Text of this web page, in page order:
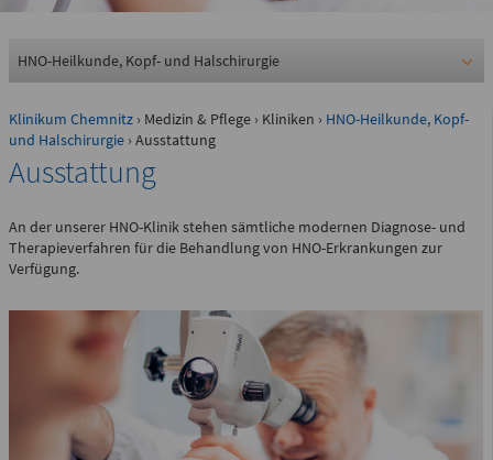
116117
Psychiatrische Notfallaufnahme
Für Erwachsene:
0371 - 333 12600
(Haus 2)
Für Kinder:
0371 - 333 12200
(Haus 8)
Klinikum Chemnitz › Medizin & Pflege › Kliniken › HNO-Heilkunde, Kopf-
und Halschirurgie › Ausstattung
Ausstattung
An der unserer HNO-Klinik stehen sämtliche modernen Diagnose- und
Therapieverfahren für die Behandlung von HNO-Erkrankungen zur
Verfügung.
HNO-Heilkunde, Kopf- und Halschirurgie